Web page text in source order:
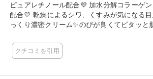
ピュアレチノール配合💜 加水分解コラーゲ
配合💛 乾燥によるシワ、くすみが気になる目元におすすめ♡ こ
っくり濃密クリーム✨のびが良くてピタッ
やすい目元もカサつきなくふっくら♡ べたつ
てもいいです🥰 無香料、ノンアルコールです。 最初の2週間は
もトラブルはありませんでした。
クチコミを引用